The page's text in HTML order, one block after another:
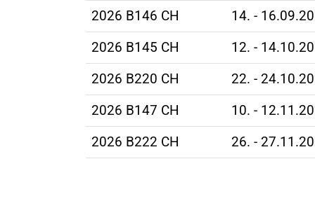
2026 B146 CH
14. -
2026 B145 CH
12. -
2026 B220 CH
22. -
2026 B147 CH
10. -
2026 B222 CH
26. -